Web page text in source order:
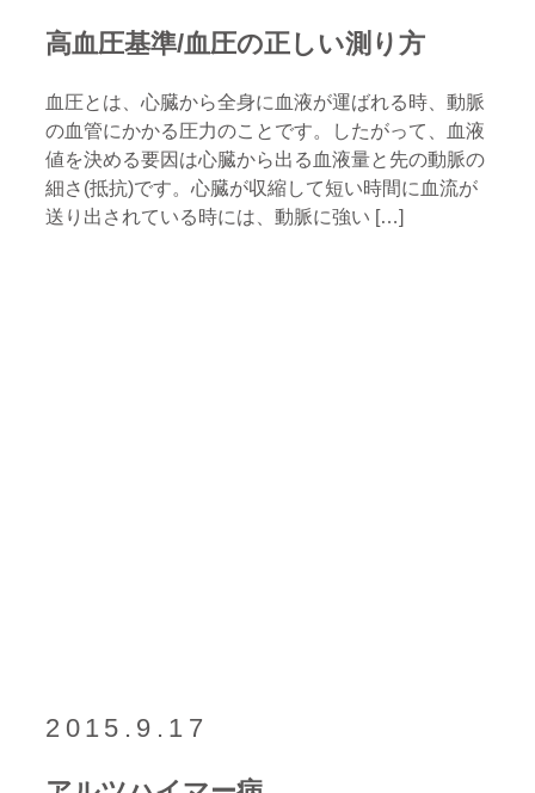
高血圧基準/血圧の正しい測り方
血圧とは、心臓から全身に血液が運ばれる時、動脈
の血管にかかる圧力のことです。したがって、血液
値を決める要因は心臓から出る血液量と先の動脈の
細さ(抵抗)です。心臓が収縮して短い時間に血流が
送り出されている時には、動脈に強い […]
2015.9.17